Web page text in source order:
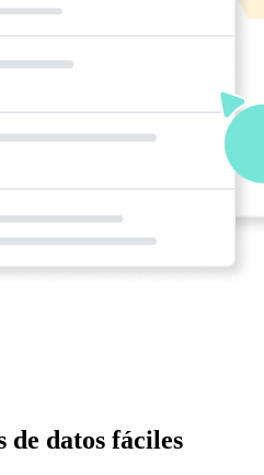
de datos fáciles